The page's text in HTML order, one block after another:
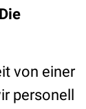
von einer
personell